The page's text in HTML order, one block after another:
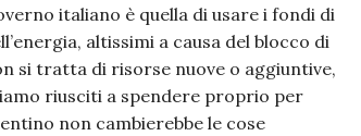
italiano è quella di usare i fondi di
altissimi a causa del blocco di
si tratta di risorse nuove o aggiuntive,
riusciti a spendere proprio per
non cambierebbe le cose